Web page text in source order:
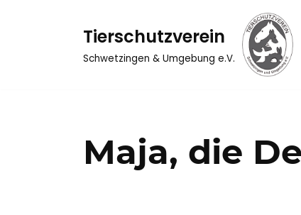
Tierschutzverein
Schwetzingen & Umgebung e.V.
Maja, die